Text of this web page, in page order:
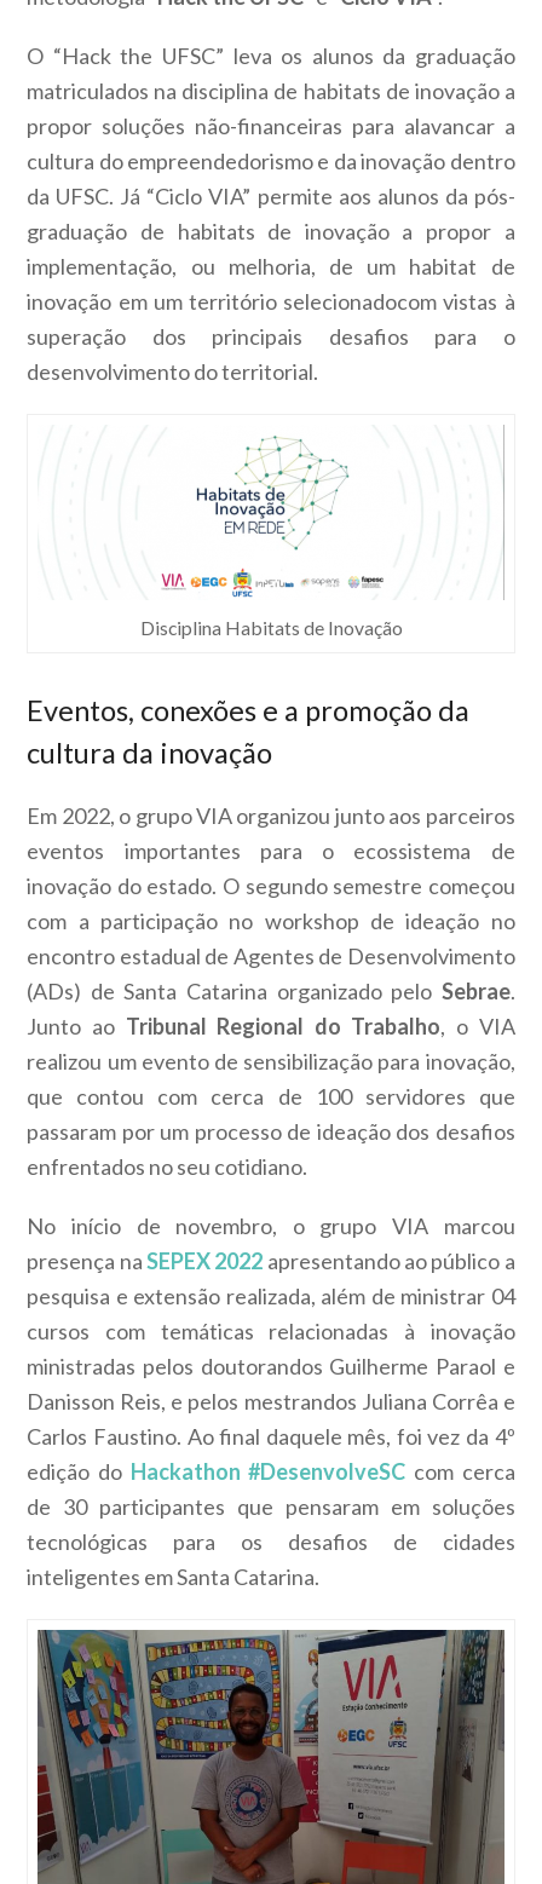
O “Hack the UFSC” leva os alunos da graduação
matriculados na disciplina de habitats de inovação a
propor soluções não-financeiras para alavancar a
cultura do empreendedorismo e da inovação dentro
da UFSC. Já “Ciclo VIA” permite aos alunos da pós-
graduação de habitats de inovação a propor a
implementação, ou melhoria, de um habitat de
inovação em um território selecionadocom vistas à
superação dos principais desafios para o
desenvolvimento do territorial.
Disciplina Habitats de Inovação
Eventos, conexões e a promoção da
cultura da inovação
Em 2022, o grupo VIA organizou junto aos parceiros
eventos importantes para o ecossistema de
inovação do estado. O segundo semestre começou
com a participação no workshop de ideação no
encontro estadual de Agentes de Desenvolvimento
(ADs) de Santa Catarina organizado pelo Sebrae.
Junto ao Tribunal Regional do Trabalho, o VIA
realizou um evento de sensibilização para inovação,
que contou com cerca de 100 servidores que
passaram por um processo de ideação dos desafios
enfrentados no seu cotidiano.
No início de novembro, o grupo VIA marcou
presença naSEPEX 2022 apresentando ao público a
pesquisa e extensão realizada, além de ministrar 04
cursos com temáticas relacionadas à inovação
ministradas pelos doutorandos Guilherme Paraol e
Danisson Reis, e pelos mestrandos Juliana Corrêa e
Carlos Faustino. Ao final daquele mês, foi vez da 4º
edição do Hackathon #DesenvolveSC com cerca
de 30 participantes que pensaram em soluções
tecnológicas para os desafios de cidades
inteligentes em Santa Catarina.